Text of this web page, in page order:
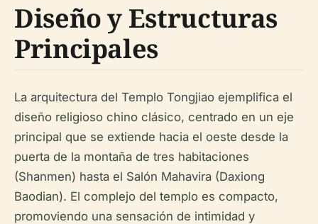
Diseño y Estructuras
Principales
La arquitectura del Templo Tongjiao ejemplifica el
diseño religioso chino clásico, centrado en un eje
principal que se extiende hacia el oeste desde la
puerta de la montaña de tres habitaciones
(Shanmen) hasta el Salón Mahavira (Daxiong
Baodian). El complejo del templo es compacto,
promoviendo una sensación de intimidad y